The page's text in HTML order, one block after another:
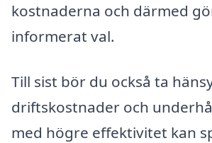
kostnaderna och därmed
informerat val.
Till sist bör du också ta
driftskostnader och
med högre effektivitet kan